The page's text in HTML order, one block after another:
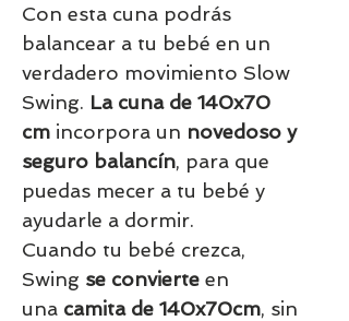
Con esta cuna podrás
balancear a tu bebé en un
verdadero movimiento Slow
Swing. La cuna de 140x70
cm incorpora un novedoso y
seguro balancín, para que
puedas mecer a tu bebé y
ayudarle a dormir.
Cuando tu bebé crezca,
Swing se convierte en
una camita de 140x70cm, sin